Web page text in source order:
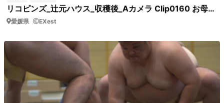
リコピンズ_辻元ハウス_収穫後_Aカメラ Clip0160 お母さんと男の子の後ろ姿
愛媛県 EXest